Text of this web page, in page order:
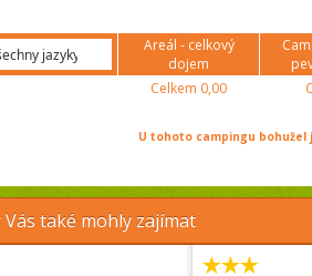
Areál - celkový
dojem
Celkem 0,00
U tohoto campingu
také mohly zajímat